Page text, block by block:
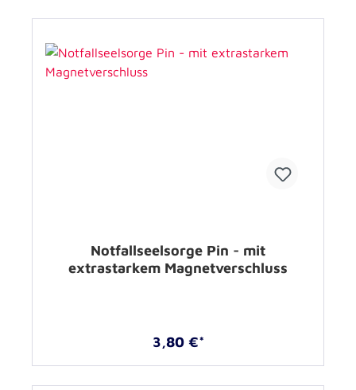
Notfallseelsorge Pin - mit
extrastarkem Magnetverschluss
3,80 €*